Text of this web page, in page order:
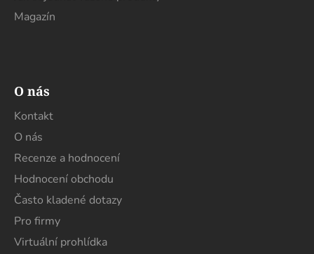
Magazín
O nás
Kontakt
O nás
Recenze a hodnocení
Hodnocení obchodu
Často kladené dotazy
Pro firmy
Virtuální prohlídka